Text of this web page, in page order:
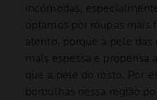
incómodas,
optamos por roupas mais
atento, porque a pele das
mais espessa e propensa
que a pele do rosto. Por
borbulhas nessa região